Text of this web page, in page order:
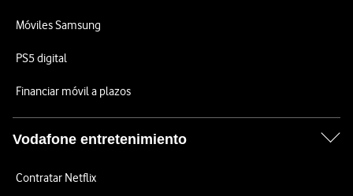
Móviles Samsung
PS5 digital
Financiar móvil a plazos
Vodafone entretenimiento
Contratar Netflix